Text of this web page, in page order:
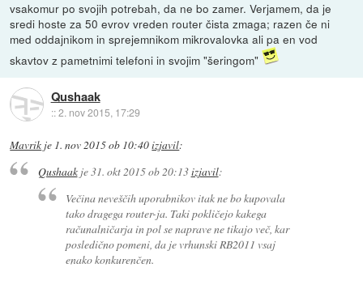
vsakomur po svojih potrebah, da ne bo zamer. Verjamem, da je
sredi hoste za 50 evrov vreden router čista zmaga; razen če ni
med oddajnikom in sprejemnikom mikrovalovka ali pa en vod
skavtov z pametnimi telefoni in svojim "šeringom"
Qushaak
::2. nov 2015, 17:29
Mavrik je 1. nov 2015 ob 10:40izjavil:
Qushaakje31. okt 2015 ob 20:13izjavil:
Večina neveščih uporabnikov itak ne bo kupovala
tako dragega router-ja. Taki pokličejo kakega
računalničarja in pol se naprave ne tikajo več, kar
posledično pomeni, da je vrhunski RB2011 vsaj
enako konkurenčen.